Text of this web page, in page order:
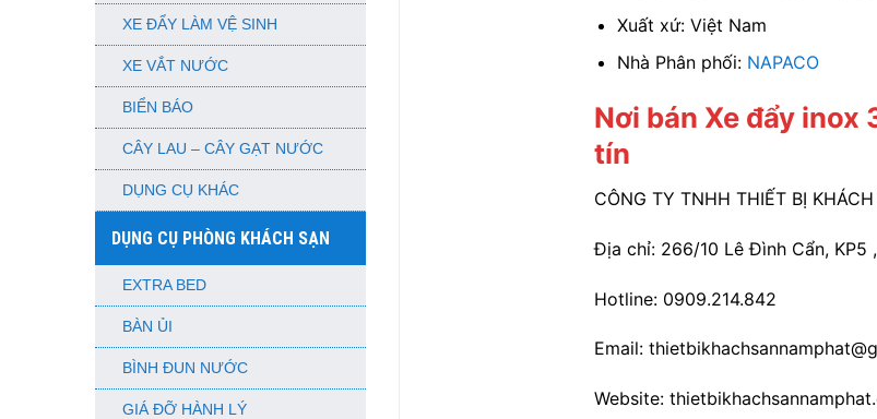
XE ĐẨY LÀM VỆ SINH
XE VẮT NƯỚC
BIỂN BÁO
CÂY LAU – CÂY GẠT NƯỚC
DỤNG CỤ KHÁC
DỤNG CỤ PHÒNG KHÁCH SẠN
EXTRA BED
BÀN ỦI
BÌNH ĐUN NƯỚC
GIÁ ĐỠ HÀNH LÝ
Xuất xứ: Việt Nam
Nhà Phân phối: NAPACO
Nơi bán Xe đẩy
tín
CÔNG TY TNHH THIẾT BỊ
Địa chỉ: 266/10 Lê Đình Cẩn, KP5
Hotline: 0909.214.842
Email:
Website: